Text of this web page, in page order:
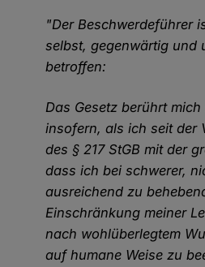
"Der Beschwerdeführer
selbst, gegenwärtig und
betroffen:
Das Gesetz berührt
insofern, als ich seit der
des § 217 StGB mit der
dass ich bei schwerer,
ausreichend zu
Einschränkung meiner
nach wohlüberlegtem
auf humane Weise zu